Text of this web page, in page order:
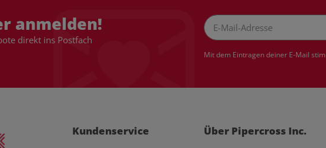
anmelden!
direkt ins Postfach
Mit dem Eintragen deiner E-Mail
Kundenservice Über Pipercross Inc.